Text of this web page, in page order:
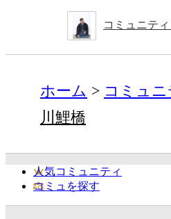
コミュニテ
ホーム コミュニ
川鯉橋
人気コミュニティ
コミュを探す